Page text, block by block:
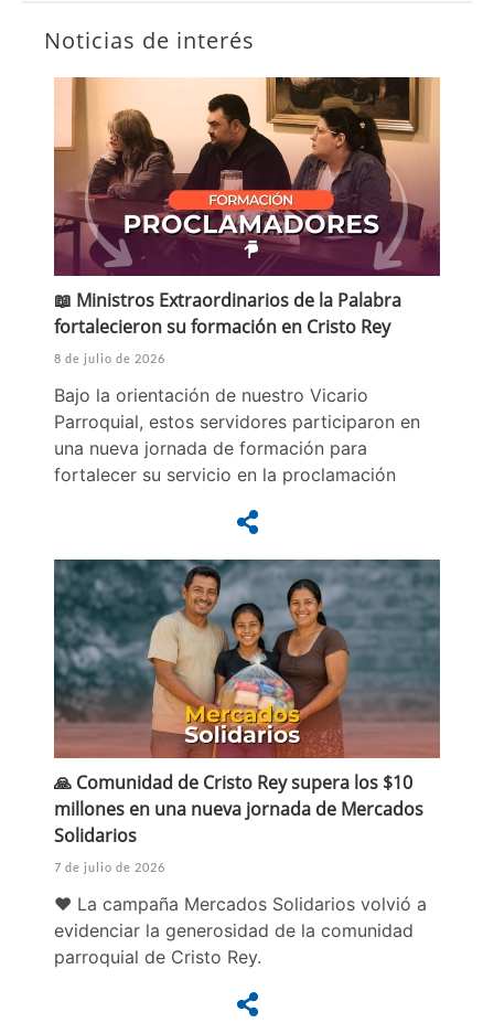
Noticias de interés
📖 Ministros Extraordinarios de la Palabra
fortalecieron su formación en Cristo Rey
8 de julio de 2026
Bajo la orientación de nuestro Vicario
Parroquial, estos servidores participaron en
una nueva jornada de formación para
fortalecer su servicio en la proclamación
🙏 Comunidad de Cristo Rey supera los $10
millones en una nueva jornada de Mercados
Solidarios
7 de julio de 2026
❤️ La campaña Mercados Solidarios volvió a
evidenciar la generosidad de la comunidad
parroquial de Cristo Rey.